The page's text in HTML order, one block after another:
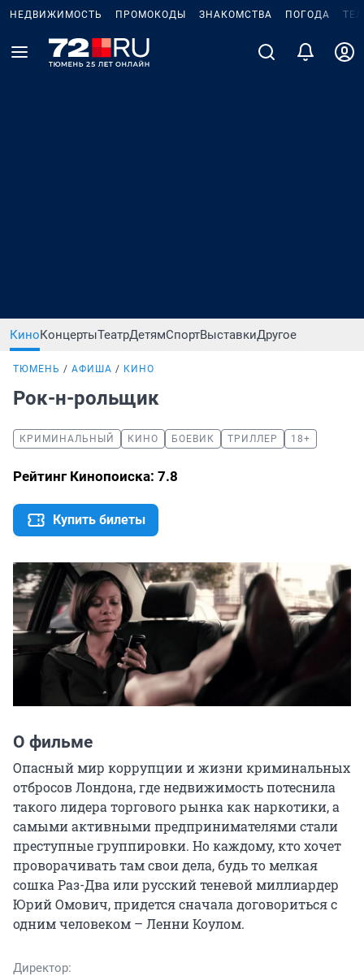
НЕДВИЖИМОСТЬ ПРОМОКОДЫ ЗНАКОМСТВА ПОГОДА
КиноКонцертыТеатрДетямСпортВыставкиДругое
ТЮМЕНЬ АФИША КИНО
Рок-н-рольщик
КРИМИНАЛЬНЫЙ КИНО БОЕВИК ТРИЛЛЕР 18+
Рейтинг Кинопоиска: 7.8
Купить билеты
О фильме
Опасный мир коррупции и жизни криминальных
отбросов Лондона, где недвижимость потеснила
такого лидера торгового рынка как наркотики, а
самыми активными предпринимателями стали
преступные группировки. Но каждому, кто хочет
проворачивать там свои дела, будь то мелкая
сошка Раз-Два или русский теневой миллиардер
Юрий Омович, придется сначала договориться с
одним человеком – Ленни Коулом.
Директор: